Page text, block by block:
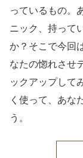
っているもの。
ニック、持って
か？そこで今回
なたの惚れさせ
ックアップして
く使って、あな
う。